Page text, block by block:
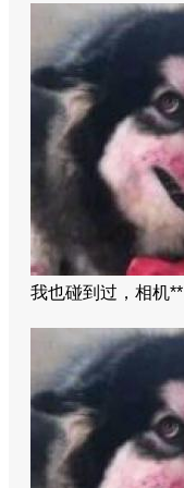
我也碰到过，相机**